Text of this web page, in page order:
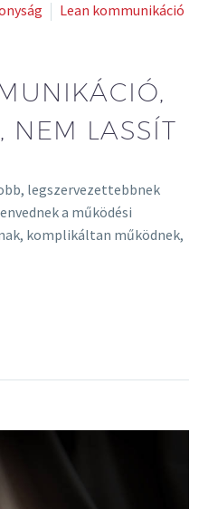
Lean kommunikáció
NEM LASSÍT
legszervezettebbnek
a működési
komplikáltan működnek,